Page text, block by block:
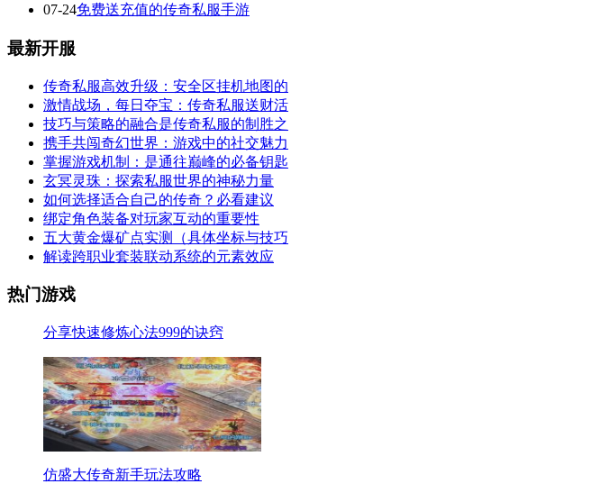
07-24免费送充值的传奇私服手游
最新开服
传奇私服高效升级：安全区挂机地图的
激情战场，每日夺宝：传奇私服送财活
技巧与策略的融合是传奇私服的制胜之
携手共闯奇幻世界：游戏中的社交魅力
掌握游戏机制：是通往巅峰的必备钥匙
玄冥灵珠：探索私服世界的神秘力量
如何选择适合自己的传奇？必看建议
绑定角色装备对玩家互动的重要性
五大黄金爆矿点实测（具体坐标与技巧
解读跨职业套装联动系统的元素效应
热门游戏
分享快速修炼心法999的诀窍
仿盛大传奇新手玩法攻略